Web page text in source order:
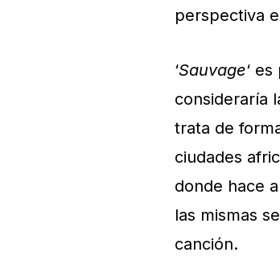
perspectiva
‘Sauvage‘
consideraría
trata de
ciudades
donde hace
las mismas
canción.